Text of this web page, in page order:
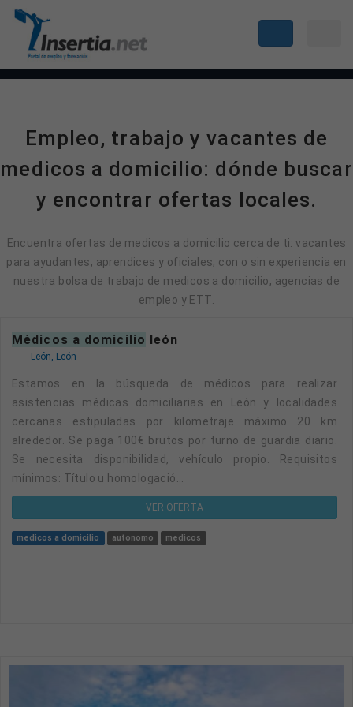
Empleo, trabajo y vacantes de
medicos a domicilio: dónde buscar
y encontrar ofertas locales.
Encuentra ofertas de medicos a domicilio cerca de ti: vacantes
para ayudantes, aprendices y oficiales, con o sin experiencia en
nuestra bolsa de trabajo de medicos a domicilio, agencias de
empleo y ETT.
médicos a domicilio león
León, León
Estamos en la búsqueda de médicos para realizar
asistencias médicas domiciliarias en León y localidades
cercanas estipuladas por kilometraje máximo 20 km
alrededor. Se paga 100€ brutos por turno de guardia diario.
Se necesita disponibilidad, vehículo propio. Requisitos
mínimos: Título u homologació...
VER OFERTA
medicos a domicilio autonomo medicos